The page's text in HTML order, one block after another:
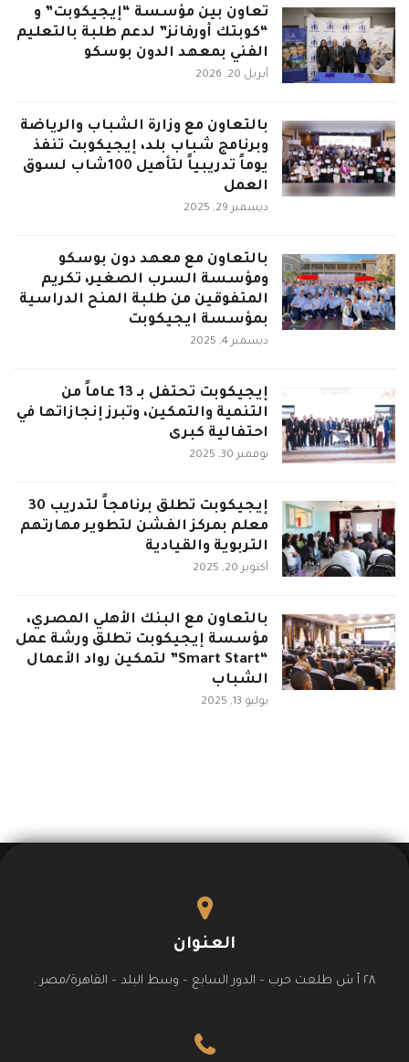
تعاون بين مؤسسة “إيجيكوبت” و
“كوبتك أورفانز” لدعم طلبة بالتعليم
الفني بمعهد الدون بوسكو
أبريل 20, 2026
بالتعاون مع وزارة الشباب والرياضة
وبرنامج شباب بلد، إيجيكوبت تنفذ
يوماً تدريبياً لتأهيل 100شاب لسوق
العمل
ديسمبر 29, 2025
بالتعاون مع معهد دون بوسكو
ومؤسسة السرب الصغير، تكريم
المتفوقين من طلبة المنح الدراسية
بمؤسسة ايجيكوبت
ديسمبر 4, 2025
إيجيكوبت تحتفل بـ 13 عاماً من
التنمية والتمكين، وتبرز إنجازاتها في
احتفالية كبرى
نوفمبر 30, 2025
إيجيكوبت تطلق برنامجاً لتدريب 30
معلم بمركز الفشن لتطوير مهارتهم
التربوية والقيادية
أكتوبر 20, 2025
بالتعاون مع البنك الأهلي المصري،
مؤسسة إيجيكوبت تطلق ورشة عمل
“Smart Start” لتمكين رواد الأعمال
الشباب
يوليو 13, 2025
العنوان
٢٨ أ ش طلعت حرب – الدور السابع – وسط البلد – القاهرة/مصر .